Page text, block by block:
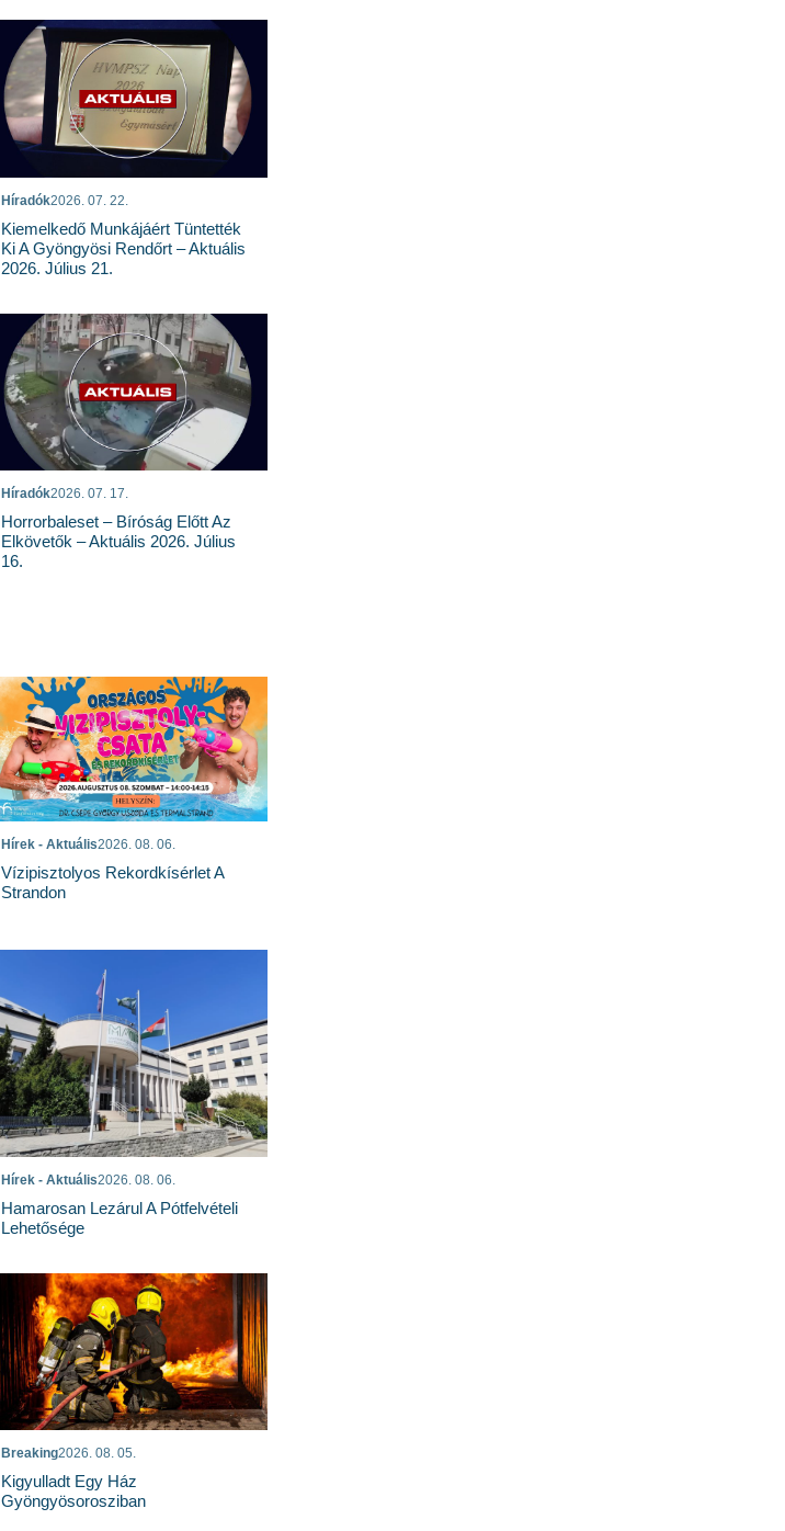
Híradók2026. 07. 22.
Kiemelkedő Munkájáért Tüntették
Ki A Gyöngyösi Rendőrt – Aktuális
2026. Július 21.
Híradók2026. 07. 17.
Horrorbaleset – Bíróság Előtt Az
Elkövetők – Aktuális 2026. Július
16.
Hírek - Aktuális2026. 08. 06.
Vízipisztolyos Rekordkísérlet A
Strandon
Hírek - Aktuális2026. 08. 06.
Hamarosan Lezárul A Pótfelvételi
Lehetősége
Breaking2026. 08. 05.
Kigyulladt Egy Ház
Gyöngyösorosziban